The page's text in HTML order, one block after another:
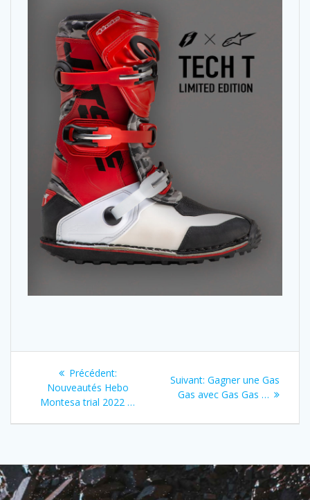
Précédent:
Nouveautés Hebo
Montesa trial 2022 …
Suivant: Gagner une Gas
Gas avec Gas Gas …